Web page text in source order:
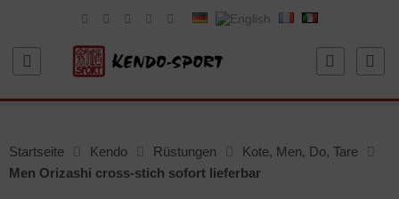
Startseite Kendo Rüstungen
Kote, Men, Do, Tare
Men Orizashi cross-stich sofort lieferbar